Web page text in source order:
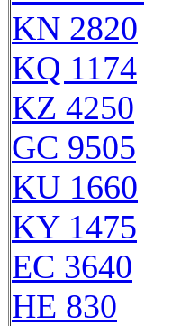
KN 2820
KQ 1174
KZ 4250
GC 9505
KU 1660
KY 1475
EC 3640
HE 830